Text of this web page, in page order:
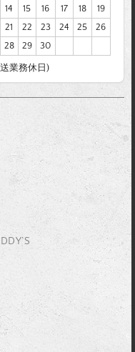
14 15 16 17 18
19
21 22 23 24 25
26
28 29 30
業務休日)